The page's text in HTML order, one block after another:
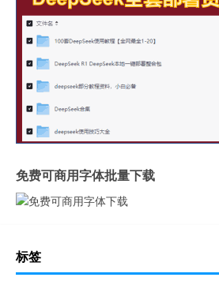
免费可商用字体批量下载
标签